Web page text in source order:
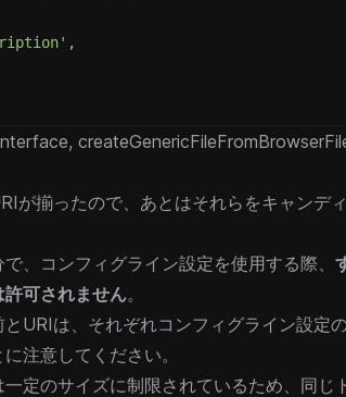
,
,
が揃ったので、あとはそれらをキャンデ
、コンフィグライン設定を使用する際、
可されません。
URIは、それぞれコンフィグライン設定
注意してください。
定のサイズに制限されているため、同じ